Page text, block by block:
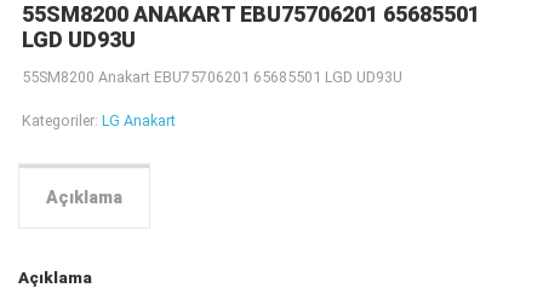
55SM8200 ANAKART EBU75706201 65685501
LGD UD93U
55SM8200 Anakart EBU75706201 65685501 LGD UD93U
Kategoriler: LG Anakart
Açıklama
Açıklama